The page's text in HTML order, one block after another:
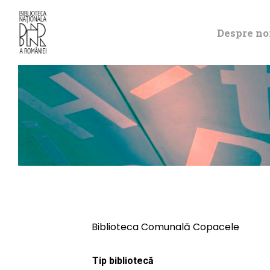
Despre
Biblioteca Comunală Copacele
Tip bibliotecă